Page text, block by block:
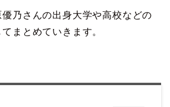
乃さんの出身大学や高校などの
まとめていきます。